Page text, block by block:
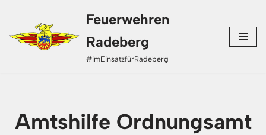
Zum
Inhalt
Feuerwehren
Radeberg
#imEinsatzfürRadeberg
Amtshilfe Ordnungsamt